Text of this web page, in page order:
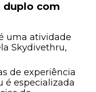
duplo com
uma atividade
Skydivethru,
de experiência
é especializada